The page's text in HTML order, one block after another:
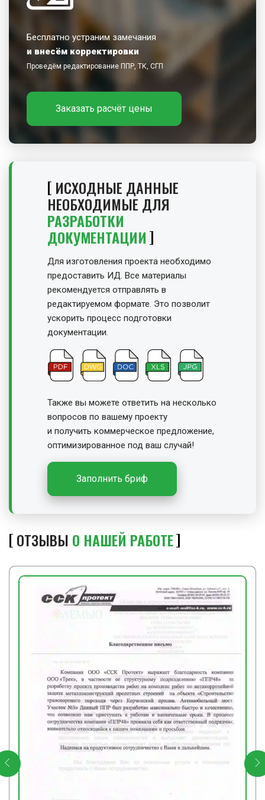
Бесплатно устраним замечания
и внесём корректировки
Проведём редактирование ППР, ТК, СГП
Заказать расчёт цены
ИСХОДНЫЕ ДАННЫЕ
НЕОБХОДИМЫЕ ДЛЯ
РАЗРАБОТКИ
ДОКУМЕНТАЦИИ
Для изготовления проекта необходимо
предоставить ИД. Все материалы
рекомендуется отправлять в
редактируемом формате. Это позволит
ускорить процесс подготовки
документации.
Также вы можете ответить на несколько
вопросов по вашему проекту
и получить коммерческое предложение,
оптимизированное под ваш случай!
Заполнить бриф
ОТЗЫВЫ О НАШЕЙ РАБОТЕ